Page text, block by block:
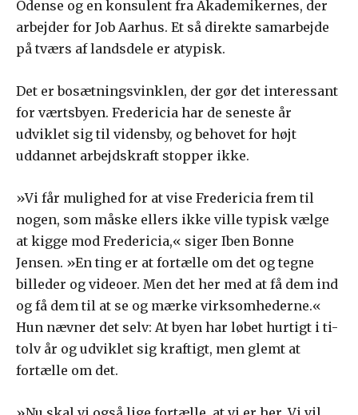
Odense og en konsulent fra Akademikernes, der
arbejder for Job Aarhus. Et så direkte samarbejde
på tværs af landsdele er atypisk.
Det er bosætningsvinklen, der gør det interessant
for værtsbyen. Fredericia har de seneste år
udviklet sig til vidensby, og behovet for højt
uddannet arbejdskraft stopper ikke.
»Vi får mulighed for at vise Fredericia frem til
nogen, som måske ellers ikke ville typisk vælge
at kigge mod Fredericia,« siger Iben Bonne
Jensen. »En ting er at fortælle om det og tegne
billeder og videoer. Men det her med at få dem ind
og få dem til at se og mærke virksomhederne.«
Hun nævner det selv: At byen har løbet hurtigt i ti-
tolv år og udviklet sig kraftigt, men glemt at
fortælle om det.